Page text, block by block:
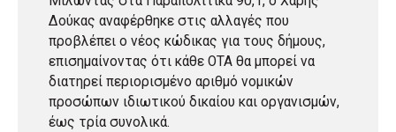
Δούκας αναφέρθηκε στις αλλαγές που
προβλέπει ο νέος κώδικας για τους δήμους,
επισημαίνοντας ότι κάθε ΟΤΑ θα μπορεί να
διατηρεί περιορισμένο αριθμό νομικών
προσώπων ιδιωτικού δικαίου και οργανισμών,
έως τρία συνολικά.